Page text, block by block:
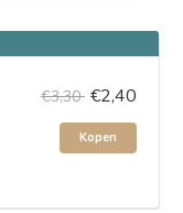
€3,30 €2,40
Kopen